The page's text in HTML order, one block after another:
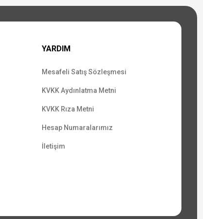
YARDIM
Mesafeli Satış Sözleşmesi
KVKK Aydınlatma Metni
KVKK Rıza Metni
Hesap Numaralarımız
İletişim